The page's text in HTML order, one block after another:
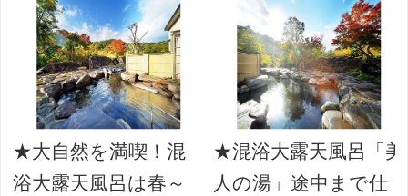
★大自然を満喫！混
浴大露天風呂は春～
★混浴大露天風呂「美
人の湯」途中まで仕